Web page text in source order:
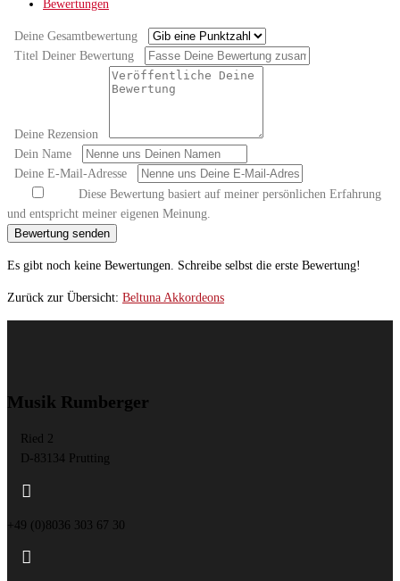
Bewertungen
Deine Gesamtbewertung
Titel Deiner Bewertung
Deine Rezension
Dein Name
Deine E-Mail-Adresse
Diese Bewertung basiert auf meiner persönlichen Erfahrung
und entspricht meiner eigenen Meinung.
Bewertung senden
Es gibt noch keine Bewertungen. Schreibe selbst die erste Bewertung!
Zurück zur Übersicht: Beltuna Akkordeons
Musik Rumberger
Ried 2
D-83134 Prutting

+49 (0)8036 303 67 30
